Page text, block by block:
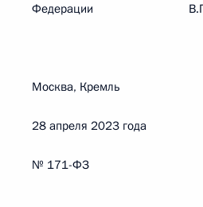
Федерации
Москва, Кремль
28 апреля 2023 года
№ 171-ФЗ